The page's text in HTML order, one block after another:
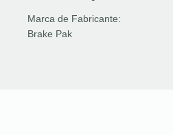
Marca de Fabricante:
Brake Pak